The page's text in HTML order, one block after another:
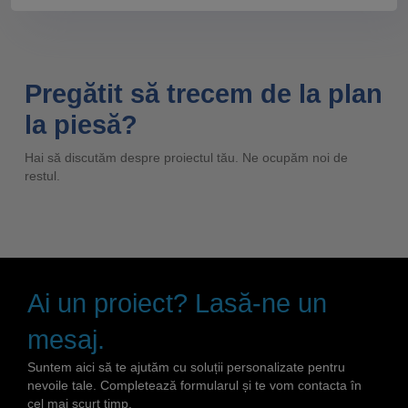
Pregătit să trecem de la plan
la piesă?
Hai să discutăm despre proiectul tău. Ne ocupăm noi de
restul.
Ai un proiect? Lasă-ne un
mesaj.
Suntem aici să te ajutăm cu soluții personalizate pentru
nevoile tale. Completează formularul și te vom contacta în
cel mai scurt timp.